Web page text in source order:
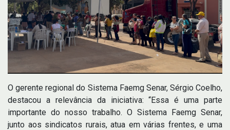
O gerente regional do Sistema Faemg Senar, Sérgio Coelho,
destacou a relevância da iniciativa: “Essa é uma parte
importante do nosso trabalho. O Sistema Faemg Senar,
junto aos sindicatos rurais, atua em várias frentes, e uma